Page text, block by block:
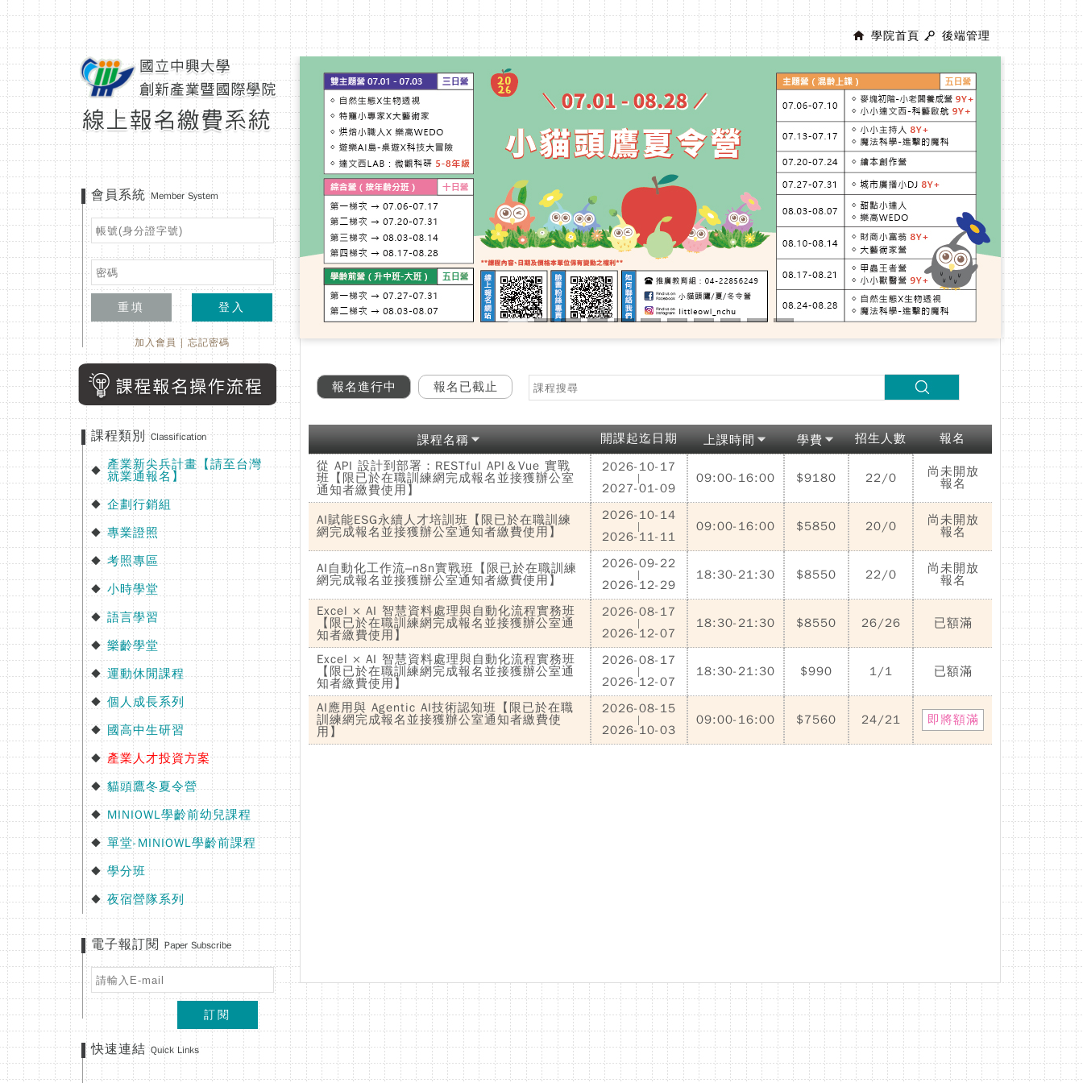
學院首頁 後端管理
會員系統Member System
重填 登入
加入會員|忘記密碼
課程類別Classification
◆ 產業新尖兵計畫【請至台灣
就業通報名】
◆ 企劃行銷組
◆ 專業證照
◆ 考照專區
◆ 小時學堂
◆ 語言學習
◆ 樂齡學堂
◆ 運動休閒課程
◆ 個人成長系列
◆ 國高中生研習
◆ 產業人才投資方案
◆ 貓頭鷹冬夏令營
◆ MINIOWL學齡前幼兒課程
◆ 單堂-MINIOWL學齡前課程
◆ 學分班
◆ 夜宿營隊系列
電子報訂閱 Paper Subscribe
訂閱
快速連結Quick Links
報名進行中 報名已截止
課程名稱 開課起迄日期 上課時間 學費 招生人數
報名
從 API 設計到部署：RESTful API＆Vue 實戰
班【限已於在職訓練網完成報名並接獲辦公室
通知者繳費使用】
2026-10-17
|
2027-01-09
09:00-16:00 $9180 22/0
尚未開放
報名
AI賦能ESG永續人才培訓班【限已於在職訓練
網完成報名並接獲辦公室通知者繳費使用】
2026-10-14
|
2026-11-11
09:00-16:00 $5850 20/0
尚未開放
報名
AI自動化工作流–n8n實戰班【限已於在職訓練
網完成報名並接獲辦公室通知者繳費使用】
2026-09-22
|
2026-12-29
18:30-21:30 $8550 22/0
尚未開放
報名
Excel × AI 智慧資料處理與自動化流程實務班
【限已於在職訓練網完成報名並接獲辦公室通
知者繳費使用】
2026-08-17
|
2026-12-07
18:30-21:30 $8550 26/26 已額滿
Excel × AI 智慧資料處理與自動化流程實務班
【限已於在職訓練網完成報名並接獲辦公室通
知者繳費使用】
2026-08-17
|
2026-12-07
18:30-21:30 $990 1/1 已額滿
AI應用與 Agentic AI技術認知班【限已於在職
訓練網完成報名並接獲辦公室通知者繳費使
用】
2026-08-15
|
2026-10-03
09:00-16:00 $7560 24/21 即將額滿